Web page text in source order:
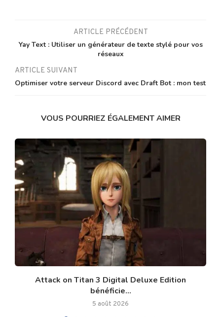
ARTICLE PRÉCÉDENT
Yay Text : Utiliser un générateur de texte stylé pour vos
réseaux
ARTICLE SUIVANT
Optimiser votre serveur Discord avec Draft Bot : mon test
VOUS POURRIEZ ÉGALEMENT AIMER
Attack on Titan 3 Digital Deluxe Edition
bénéficie...
5 août 2026